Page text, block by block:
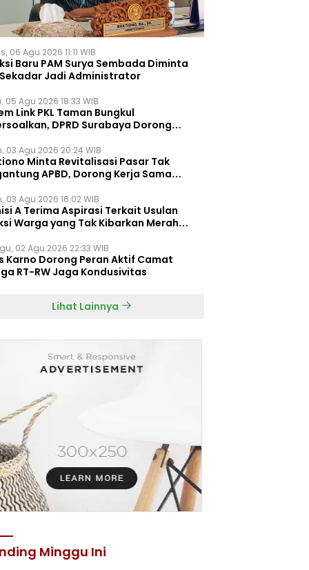
06 Agu 2026 11:11 WIB
Baru PAM Surya Sembada Diminta
Jadi Administrator
05 Agu 2026 18:33 WIB
Link PKL Taman Bungkul
DPRD Surabaya Dorong
03 Agu 2026 20:24 WIB
Minta Revitalisasi Pasar Tak
APBD, Dorong Kerja Sama
03 Agu 2026 16:02 WIB
A Terima Aspirasi Terkait Usulan
Warga yang Tak Kibarkan Merah
02 Agu 2026 22:33 WIB
Karno Dorong Peran Aktif Camat
RT-RW Jaga Kondusivitas
Lihat Lainnya
Minggu Ini